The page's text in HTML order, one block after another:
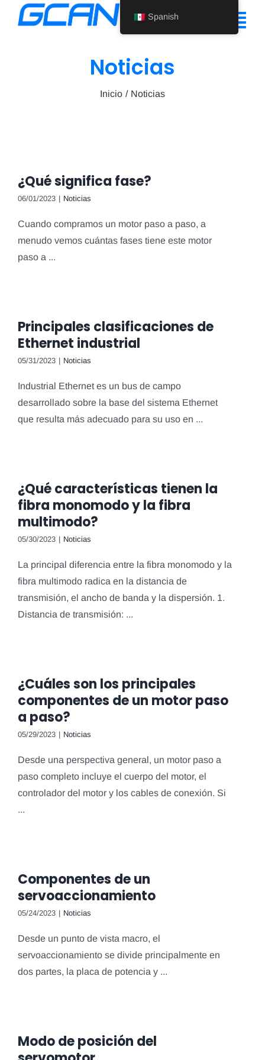
Noticias
Spanish
Noticias
Inicio Noticias
¿Qué significa fase?
06/01/2023 | Noticias
Cuando compramos un motor paso a paso, a
menudo vemos cuántas fases tiene este motor
paso a ...
Principales clasificaciones de
Ethernet industrial
05/31/2023 | Noticias
Industrial Ethernet es un bus de campo
desarrollado sobre la base del sistema Ethernet
que resulta más adecuado para su uso en ...
¿Qué características tienen la
fibra monomodo y la fibra
multimodo?
05/30/2023 | Noticias
La principal diferencia entre la fibra monomodo y la
fibra multimodo radica en la distancia de
transmisión, el ancho de banda y la dispersión. 1.
Distancia de transmisión: ...
¿Cuáles son los principales
componentes de un motor paso
a paso?
05/29/2023 | Noticias
Desde una perspectiva general, un motor paso a
paso completo incluye el cuerpo del motor, el
controlador del motor y los cables de conexión. Si
...
Componentes de un
servoaccionamiento
05/24/2023 | Noticias
Desde un punto de vista macro, el
servoaccionamiento se divide principalmente en
dos partes, la placa de potencia y ...
Modo de posición del
Spanish